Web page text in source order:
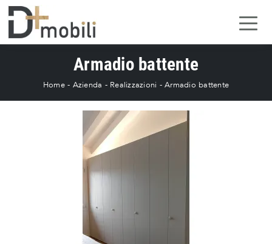
Armadio battente
Home- Azienda - Realizzazioni -Armadio battente